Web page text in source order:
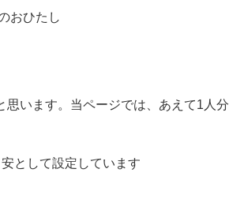
おひたし
います。当ページでは、あえて1人分
として設定しています